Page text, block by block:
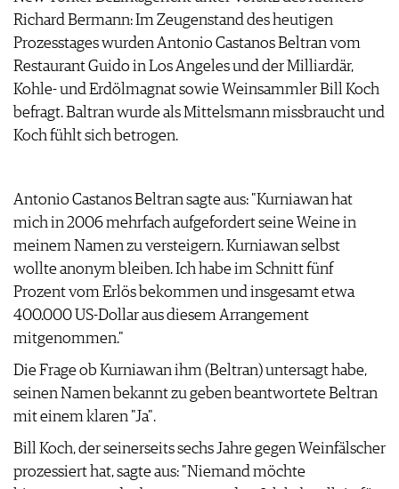
VORTEILSWELT
ARCHIV
ANMELDEN
AWARDS
GEWINNSPIELE
ABO
WEINSUCHE
NEWSLETTER
WINE TRADE CLUB
REDAKTION
JOBS
WERBUNG
PRESSE
IMPRESSUM
AGB & DATENSCHUTZ
FAQ
Richard Bermann: Im Zeugenstand des heutigen
Prozesstages wurden Antonio Castanos Beltran vom
Restaurant Guido in Los Angeles und der Milliardär,
Kohle- und Erdölmagnat sowie Weinsammler Bill Koch
befragt. Baltran wurde als Mittelsmann missbraucht und
Koch fühlt sich betrogen.
Antonio Castanos Beltran sagte aus: "Kurniawan hat
mich in 2006 mehrfach aufgefordert seine Weine in
meinem Namen zu versteigern. Kurniawan selbst
wollte anonym bleiben. Ich habe im Schnitt fünf
Prozent vom Erlös bekommen und insgesamt etwa
400.000 US-Dollar aus diesem Arrangement
mitgenommen."
Die Frage ob Kurniawan ihm (Beltran) untersagt habe,
seinen Namen bekannt zu geben beantwortete Beltran
mit einem klaren "Ja".
Bill Koch, der seinerseits sechs Jahre gegen Weinfälscher
prozessiert hat, sagte aus: "Niemand möchte